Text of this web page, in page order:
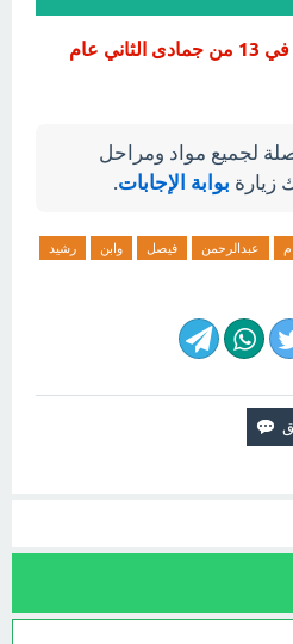
و الجواب الصحيح يكون هو في 13 من جمادى الثاني عام
لجميع مواد ومراحل
زيارة بوابة الإجابات.
عبدالرحمن فيصل وابن
رشيد